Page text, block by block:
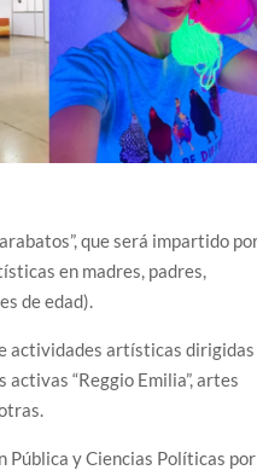
que será impartido
en madres, padres,
de edad).
actividades artísticas dirigidas
“Reggio Emilia”, artes
Pública y Ciencias Políticas por